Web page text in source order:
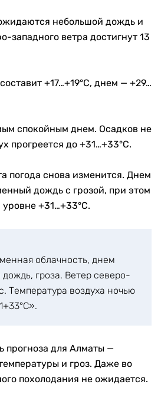
небольшой дождь и
западного ветра достигнут 13
+17…+19°C, днем — +29…
спокойным днем. Осадков не
прогреется до +31…+33°C.
погода снова изменится. Днем
дождь с грозой, при этом
+31…+33°C.
облачность, днем
гроза. Ветер северо-
Температура воздуха ночью
прогноза для Алматы —
и гроз. Даже во
похолодания не ожидается.